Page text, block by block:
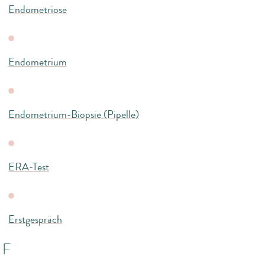
Endometriose
Endometrium
Endometrium-Biopsie (Pipelle)
ERA-Test
Erstgespräch
F